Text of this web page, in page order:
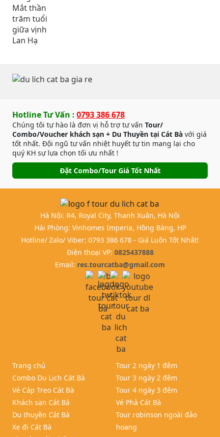
Hotline Tư Vấn : 0793 386 678
Chúng tôi tự hào là đơn vị hỗ trợ tư vấn Tour/
Combo/Voucher khách sạn + Du Thuyền tại Cát Bà với giá
tốt nhất. Đội ngũ tư vấn nhiệt huyết tự tin mang lại cho
quý KH sự lựa chọn tối ưu nhất !
Đặt Combo/Tour Giá Tốt Nhất
Hà Nội: R4, Royal City, Thanh Xuân, Hà Nội
Hải Phòng: Vinhomes Imperia, Hồng Bàng, HP
Hotline/ Zalo/ Viber: 0793 386 678 - Giá Luôn Tốt Nhất!
Điện thoại VP: 0825437888
Email: res.tourcatba@gmail.com
Trang chủ
Combo Du Lịch Cát Bà
Vé Cáp Treo Cát Bà
Khách sạn Cát Bà
Du thuyền Cát Bà
Xe đi Cát Bà
Tour 2 ngày 1 đêm
Tour 3 ngày 2 đêm
Tour 4 ngày 3 đêm
Vé Phà Cát Bà
Tour robinson ngoài đảo
hoang